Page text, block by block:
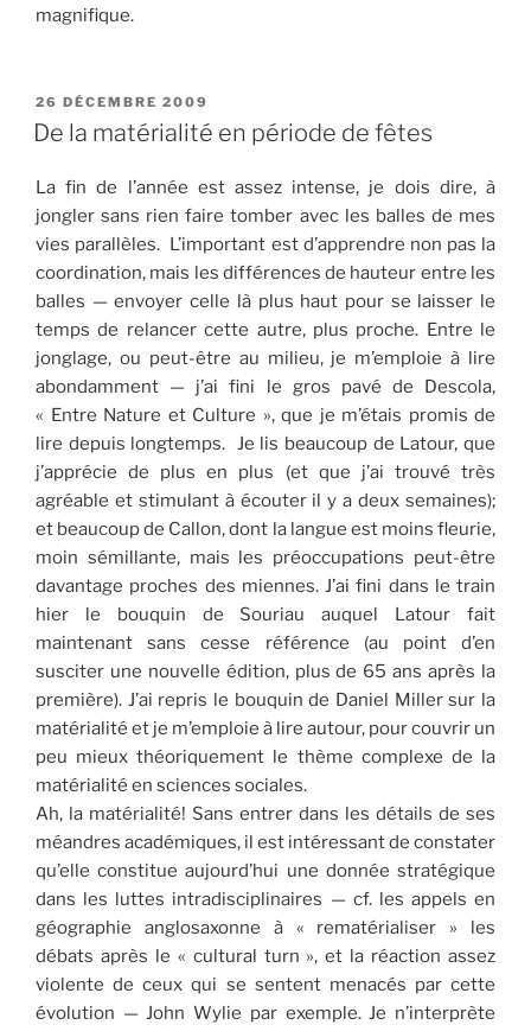
magnifique.
PUBLIÉ
LE
26 DÉCEMBRE 2009
De la matérialité en période de fêtes
La fin de l’année est assez intense, je dois dire, à
jongler sans rien faire tomber avec les balles de mes
vies parallèles. L’important est d’apprendre non pas la
coordination, mais les différences de hauteur entre les
balles — envoyer celle là plus haut pour se laisser le
temps de relancer cette autre, plus proche. Entre le
jonglage, ou peut-être au milieu, je m’emploie à lire
abondamment — j’ai fini le gros pavé de Descola,
« Entre Nature et Culture », que je m’étais promis de
lire depuis longtemps. Je lis beaucoup de Latour, que
j’apprécie de plus en plus (et que j’ai trouvé très
agréable et stimulant à écouter il y a deux semaines);
et beaucoup de Callon, dont la langue est moins fleurie,
moin sémillante, mais les préoccupations peut-être
davantage proches des miennes. J’ai fini dans le train
hier le bouquin de Souriau auquel Latour fait
maintenant sans cesse référence (au point d’en
susciter une nouvelle édition, plus de 65 ans après la
première). J’ai repris le bouquin de Daniel Miller sur la
matérialité et je m’emploie à lire autour, pour couvrir un
peu mieux théoriquement le thème complexe de la
matérialité en sciences sociales.
Ah, la matérialité! Sans entrer dans les détails de ses
méandres académiques, il est intéressant de constater
qu’elle constitue aujourd’hui une donnée stratégique
dans les luttes intradisciplinaires — cf. les appels en
géographie anglosaxonne à « rematérialiser » les
débats après le « cultural turn », et la réaction assez
violente de ceux qui se sentent menacés par cette
évolution — John Wylie par exemple. Je n’interprète